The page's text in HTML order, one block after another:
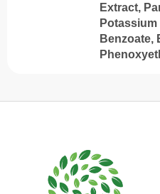
Extract,
Benzoate,